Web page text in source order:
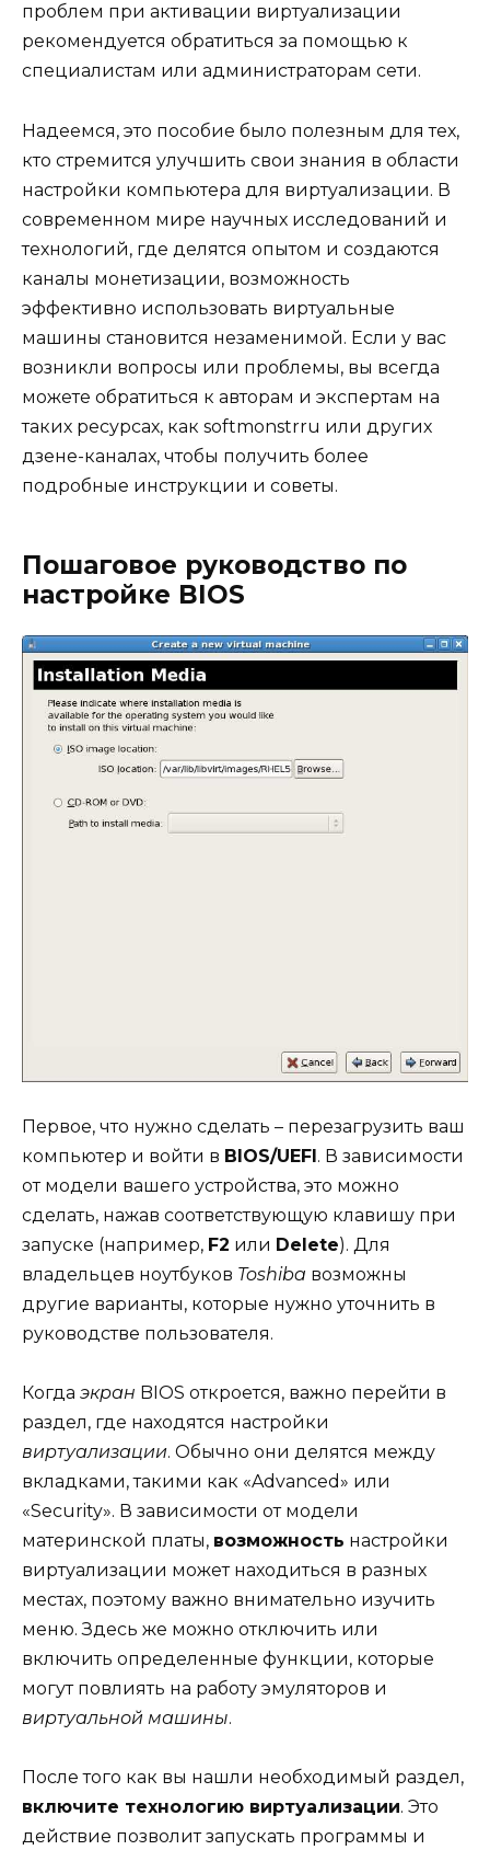
проблем при активации виртуализации
рекомендуется обратиться за помощью к
специалистам или администраторам сети.
Надеемся, это пособие было полезным для тех,
кто стремится улучшить свои знания в области
настройки компьютера для виртуализации. В
современном мире научных исследований и
технологий, где делятся опытом и создаются
каналы монетизации, возможность
эффективно использовать виртуальные
машины становится незаменимой. Если у вас
возникли вопросы или проблемы, вы всегда
можете обратиться к авторам и экспертам на
таких ресурсах, как softmonstrru или других
дзене-каналах, чтобы получить более
подробные инструкции и советы.
Пошаговое руководство по
настройке BIOS
Первое, что нужно сделать – перезагрузить ваш
компьютер и войти в BIOS/UEFI. В зависимости
от модели вашего устройства, это можно
сделать, нажав соответствующую клавишу при
запуске (например, F2 или Delete). Для
владельцев ноутбуков Toshiba возможны
другие варианты, которые нужно уточнить в
руководстве пользователя.
Когда экран BIOS откроется, важно перейти в
раздел, где находятся настройки
виртуализации. Обычно они делятся между
вкладками, такими как «Advanced» или
«Security». В зависимости от модели
материнской платы, возможность настройки
виртуализации может находиться в разных
местах, поэтому важно внимательно изучить
меню. Здесь же можно отключить или
включить определенные функции, которые
могут повлиять на работу эмуляторов и
виртуальной машины.
После того как вы нашли необходимый раздел,
включите технологию виртуализации. Это
действие позволит запускать программы и